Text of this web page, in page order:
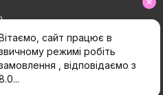
зуп. Сталеварiв